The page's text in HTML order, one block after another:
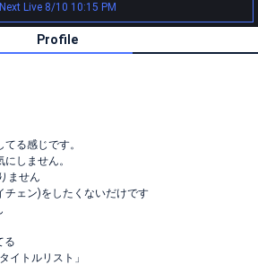
Next Live 8/10 10:15 PM
Profile
る感じです。
しません。
ません
チェン)をしたくないだけです
る
イトルリスト」